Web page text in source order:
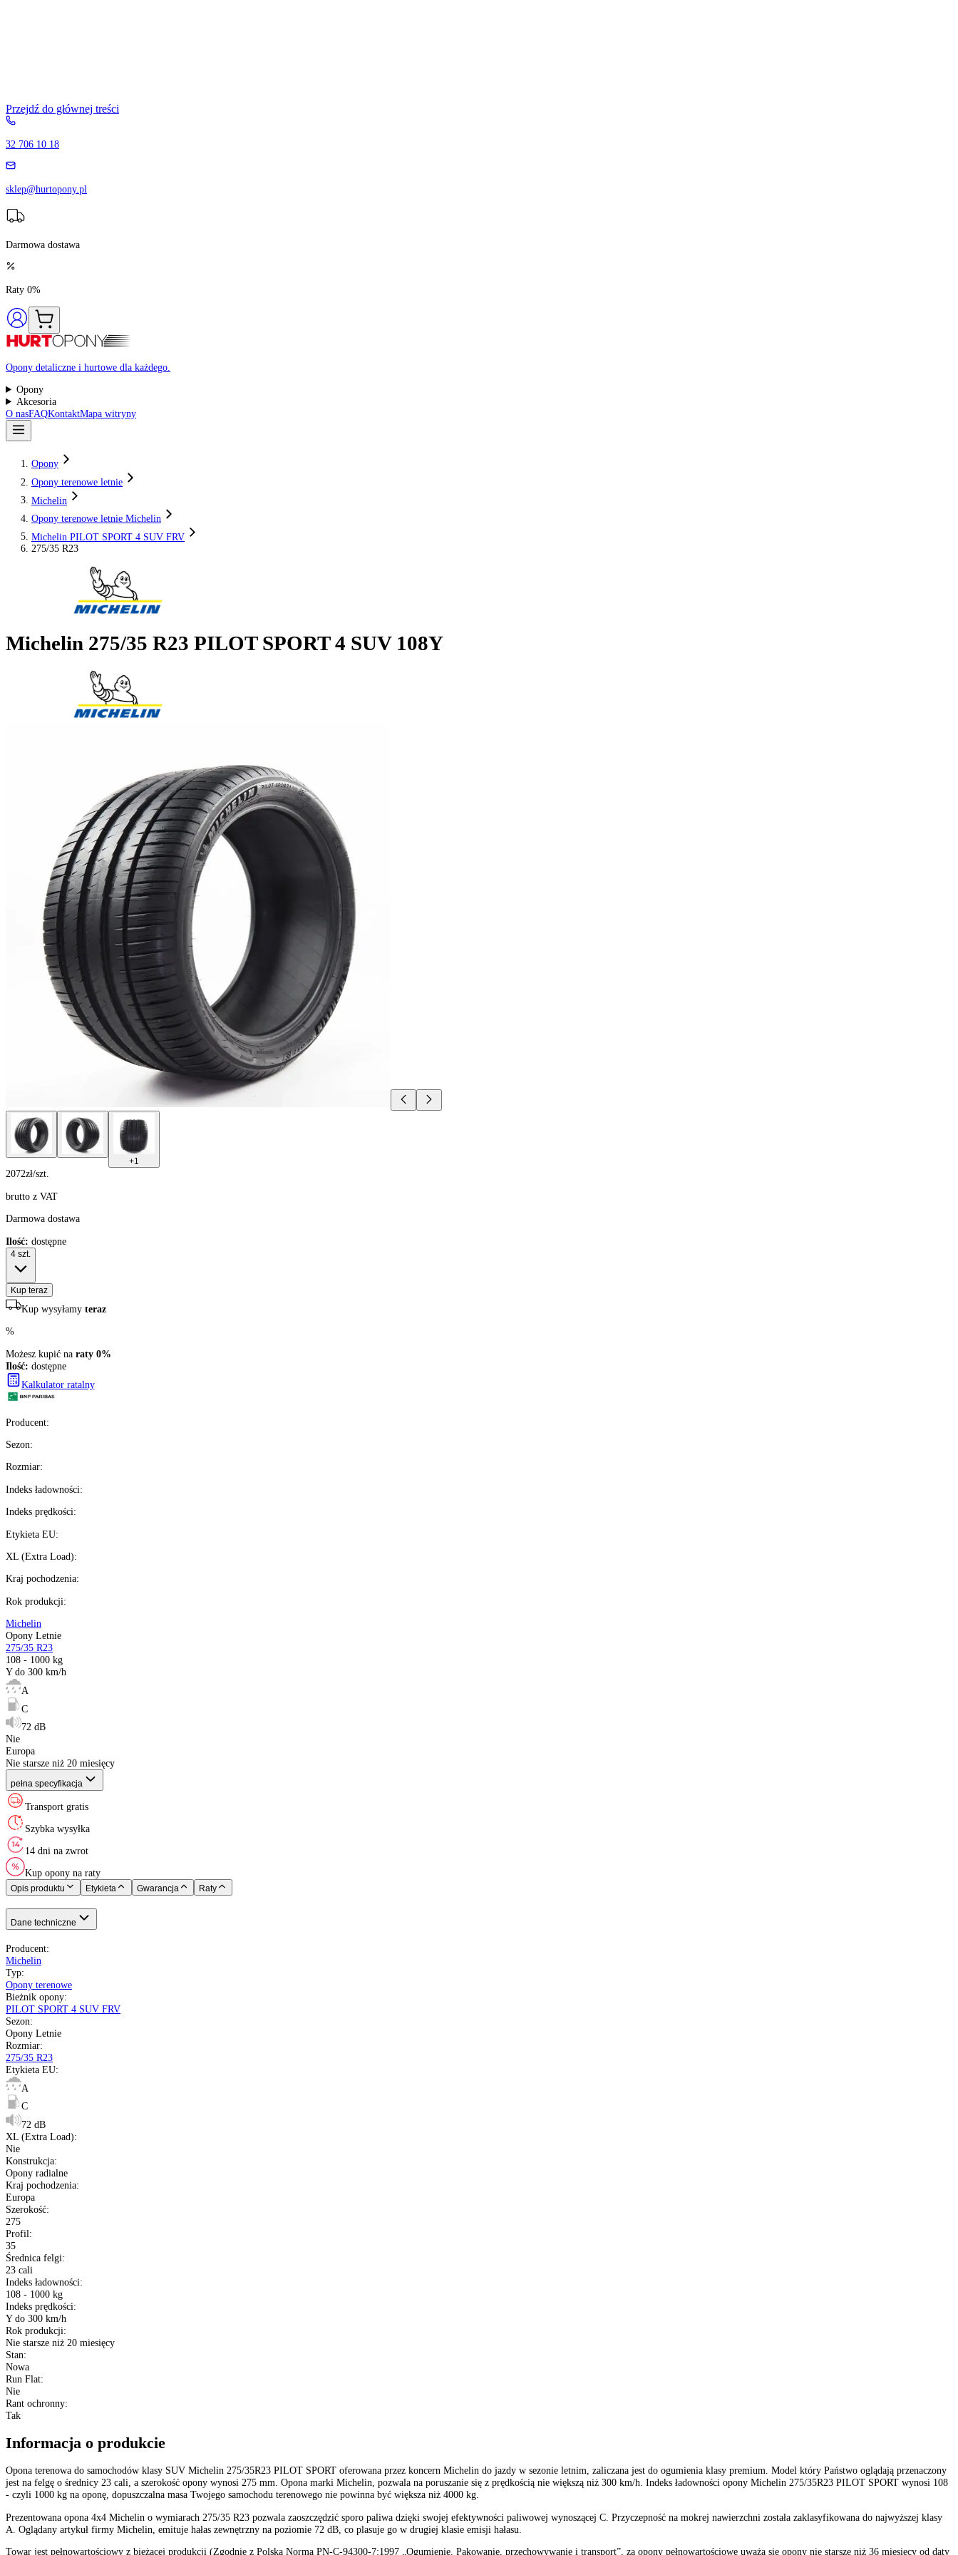
Przejdź do głównej treści
32 706 10 18
sklep@hurtopony.pl
Darmowa dostawa
Raty 0%
Opony detaliczne i hurtowe dla każdego.
Opony
O nasFAQKontakt
Opony
Opony terenowe letnie
Michelin
Opony terenowe letnie Michelin
Michelin PILOT SPORT 4 SUV FRV
275/35 R23
Michelin 275/35 R23 PILOT SPORT 4 SUV 108Y
2072
brutto z VAT
Darmowa dostawa
Ilość: dostępne
4szt.
Ilość: dostępne
Kalkulator ratalny
Producent:
Sezon:
Rozmiar :
Indeks ładowności
Indeks prędkości
Etykieta EU
XL (Extra Load)
Kraj pochodzenia
Rok produkcji:
Michelin
Opony Letnie
275/35 R23
108 - 1000 kg
Y do 300 km/h
A
C
72 dB
Nie
Europa
Nie starsze niż 20 miesięcy
pełna specyfikacja
Transport gratis
Szybka wysyłka
14 dni na zwrot
Opis produktu
Dane techniczne
Producent:
Michelin
Typ :
Opony terenowe
Bieżnik opony
PILOT SPORT 4 SUV FRV
Sezon
Opony Letnie
Rozmiar
275/35 R23
Etykieta EU:
A
C
72 dB
XL (Extra Load)
Nie
Konstrukcja:
Opony radialne
Europa
275
Profil :
35
23 cali
Indeks ładowności :
108 - 1000 kg